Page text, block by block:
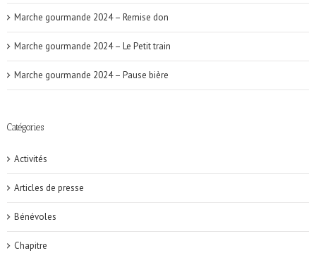
Marche gourmande 2024 – Remise don
Marche gourmande 2024 – Le Petit train
Marche gourmande 2024 – Pause bière
Catégories
Activités
Articles de presse
Bénévoles
Chapitre